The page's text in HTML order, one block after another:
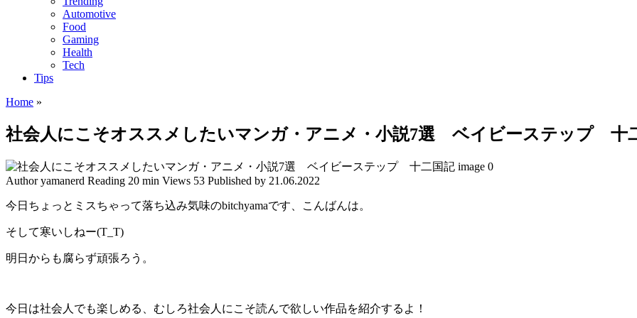
Automotive
Food
Gaming
Health
Tech
Tips
Home »
社会人にこそオススメしたいマンガ・アニメ・小説7選 ベイビーステップ 十
Author yamanerd Reading 20 min Views 53 Published by 21.06.2022
今日ちょっとミスちゃって落ち込み気味のbitchyamaです、こんばんは。
そして寒いしねー(T_T)
明日からも腐らず頑張ろう。
今日は社会人でも楽しめる、むしろ社会人にこそ読んで欲しい作品を紹介するよ！